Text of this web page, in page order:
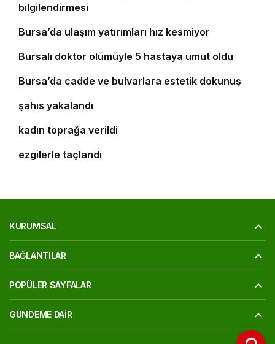
bilgilendirmesi
5
Bursa’da ulaşım yatırımları hız kesmiyor
6
Bursalı doktor ölümüyle 5 hastaya umut oldu
7
Bursa’da cadde ve bulvarlara estetik dokunuş
Bursa’da 25 yıl kesinleşmiş hapis cezası bulunan
şahıs yakalandı
Bursa’daki silahlı saldırıda ölen güzellik uzmanı
kadın toprağa verildi
‘Osmangazi Ramazan Sokağı’ huzur veren
ezgilerle taçlandı
KURUMSAL
BAĞLANTILAR
POPÜLER SAYFALAR
GÜNDEME DAIR